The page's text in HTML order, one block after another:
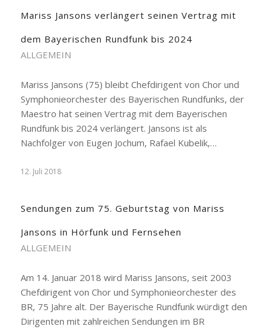
Mariss Jansons verlängert seinen Vertrag mit
dem Bayerischen Rundfunk bis 2024
ALLGEMEIN
Mariss Jansons (75) bleibt Chefdirigent von Chor und
Symphonieorchester des Bayerischen Rundfunks, der
Maestro hat seinen Vertrag mit dem Bayerischen
Rundfunk bis 2024 verlängert. Jansons ist als
Nachfolger von Eugen Jochum, Rafael Kubelik,…
12. Juli 2018
Sendungen zum 75. Geburtstag von Mariss
Jansons in Hörfunk und Fernsehen
ALLGEMEIN
Am 14. Januar 2018 wird Mariss Jansons, seit 2003
Chefdirigent von Chor und Symphonieorchester des
BR, 75 Jahre alt. Der Bayerische Rundfunk würdigt den
Dirigenten mit zahlreichen Sendungen im BR